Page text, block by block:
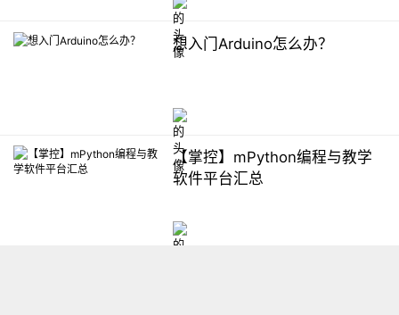
想入门Arduino怎么办？
【掌控】mPython编程与教学
软件平台汇总